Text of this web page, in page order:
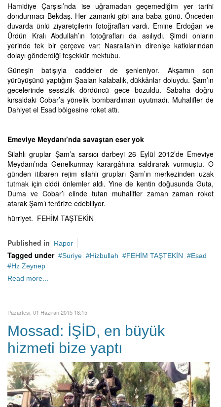
Hamidiye Çarşısı’nda ise uğramadan geçemediğim yer tarihi
dondurmacı Bekdaş. Her zamanki gibi ana baba günü. Önceden
duvarda ünlü ziyaretçilerin fotoğrafları vardı. Emine Erdoğan ve
Ürdün Kralı Abdullah’ın fotoğrafları da asılıydı. Şimdi onların
yerinde tek bir çerçeve var: Nasrallah’ın direnişe katkılarından
dolayı gönderdiği teşekkür mektubu.
Güneşin batışıyla caddeler de şenleniyor. Akşamın son
yürüyüşünü yaptığım Şaalan kalabalık, dükkânlar doluydu. Şam’ın
gecelerinde sessizlik dördüncü gece bozuldu. Sabaha doğru
kırsaldaki Cobar’a yönelik bombardıman uyutmadı. Muhalifler de
Dahiyet el Esad bölgesine roket attı.
Emeviye Meydanı’nda savaştan eser yok
Silahlı gruplar Şam’a sarsıcı darbeyi 26 Eylül 2012’de Emeviye
Meydanı’nda Genelkurmay karargâhına saldırarak vurmuştu. O
günden itibaren rejim silahlı grupları Şam’ın merkezinden uzak
tutmak için ciddi önlemler aldı. Yine de kentin doğusunda Guta,
Duma ve Cobar’ı elinde tutan muhalifler zaman zaman roket
atarak Şam’ı terörize edebiliyor.
hürriyet. FEHİM TAŞTEKİN
Published in Rapor
Tagged under Suriye Hizbullah FEHİM TAŞTEKİN
Esad
Hz Zeynep
Read more...
Pazartesi, 01 Haziran 2015 18:15
Mossad: İŞİD, en büyük
hizmeti bize yaptı